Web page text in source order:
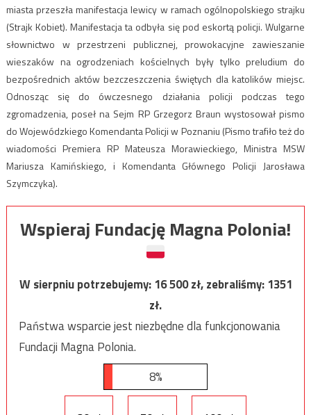
miasta przeszła manifestacja lewicy w ramach ogólnopolskiego strajku
(Strajk Kobiet). Manifestacja ta odbyła się pod eskortą policji. Wulgarne
słownictwo w przestrzeni publicznej, prowokacyjne zawieszanie
wieszaków na ogrodzeniach kościelnych były tylko preludium do
bezpośrednich aktów bezczeszczenia świętych dla katolików miejsc.
Odnosząc się do ówczesnego działania policji podczas tego
zgromadzenia, poseł na Sejm RP Grzegorz Braun wystosował pismo
do Wojewódzkiego Komendanta Policji w Poznaniu (Pismo trafiło też do
wiadomości Premiera RP Mateusza Morawieckiego, Ministra MSW
Mariusza Kamińskiego, i Komendanta Głównego Policji Jarosława
Szymczyka).
Wspieraj Fundację Magna Polonia!
W sierpniu potrzebujemy:16 500zł, zebraliśmy:1351
zł.
Państwa wsparcie jest niezbędne dla funkcjonowania
Fundacji Magna Polonia.
8%